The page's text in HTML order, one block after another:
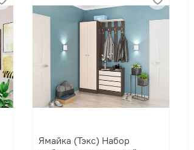
Ямайка (Тэкс) Набор